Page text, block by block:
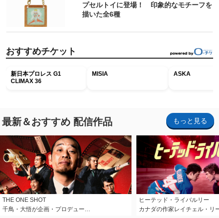
プセルトイに登場！ 印象的なモチーフを
描いた全6種
おすすめチケット
新日本プロレス G1
CLIMAX 36
MISIA ASKA
最新＆おすすめ 配信作品 もっと見る
THE ONE SHOT
千鳥・大悟が企画・プロデュー…
ヒーテッド・ライバルリー
カナダの作家レイチェル・リ